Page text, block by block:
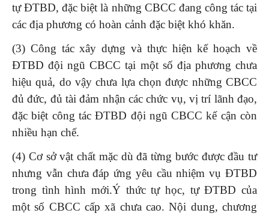
tự ĐTBD, đặc biệt là những CBCC đang công tác tại
các địa phương có hoàn cảnh đặc biệt khó khăn.
(3) Công tác xây dựng và thực hiện kế hoạch về
ĐTBD đội ngũ CBCC tại một số địa phương chưa
hiệu quả, do vậy chưa lựa chọn được những CBCC
đủ đức, đủ tài đảm nhận các chức vụ, vị trí lãnh đạo,
đặc biệt công tác ĐTBD đội ngũ CBCC kế cận còn
nhiều hạn chế.
(4) Cơ sở vật chất mặc dù đã từng bước được đầu tư
nhưng vẫn chưa đáp ứng yêu cầu nhiệm vụ ĐTBD
trong tình hình mới.Ý thức tự học, tự ĐTBD của
một số CBCC cấp xã chưa cao. Nội dung, chương